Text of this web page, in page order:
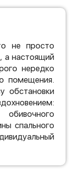
не просто
а настоящий
нередко
помещения.
обстановки
спального